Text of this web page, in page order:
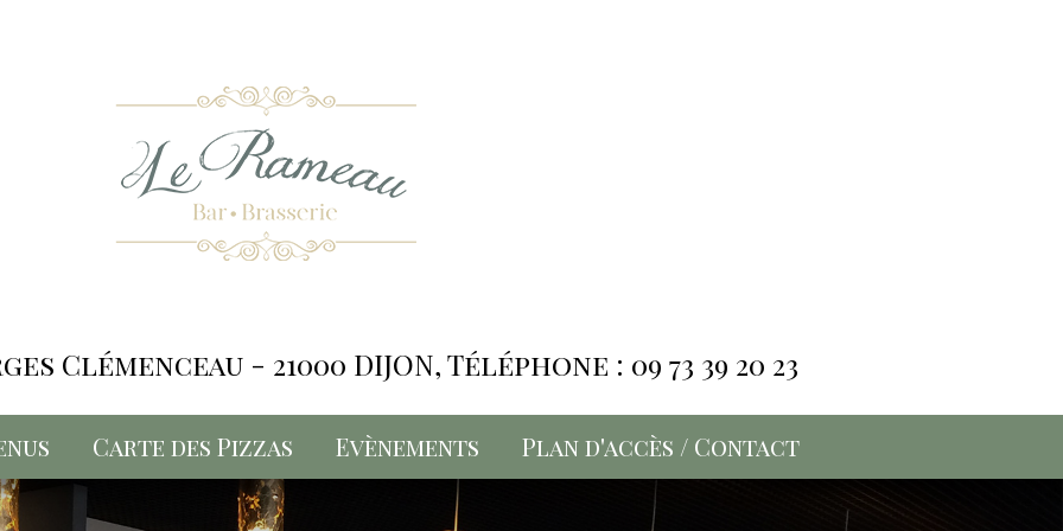
Clémenceau - 21000 DIJON,Téléphone : 09 73 39 20 23
Carte des Pizzas Evènements Plan d'accès / Contact